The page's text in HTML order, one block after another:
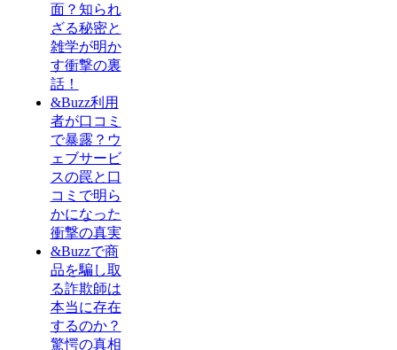
面？知られ
ざる秘密と
雑学が明か
す衝撃の裏
話！
&Buzz利用
者が口コミ
で暴露？ウ
ェブサービ
スの罠と口
コミで明ら
かになった
衝撃の真実
&Buzzで商
品を騙し取
る詐欺師は
本当に存在
するのか？
驚愕の真相